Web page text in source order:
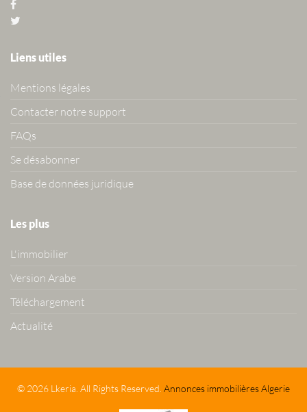
Liens utiles
Mentions légales
Contacter notre support
FAQs
Se désabonner
Base de données juridique
Les plus
L'immobilier
Version Arabe
Téléchargement
Actualité
© 2026 Lkeria. All Rights Reserved. Annonces immobilières Algerie